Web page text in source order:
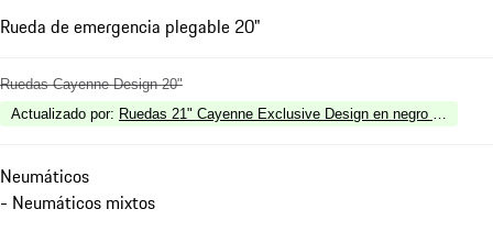
Rueda de emergencia plegable 20"
Ruedas Cayenne Design 20"
Actualizado por: Ruedas 21" Cayenne Exclusive Design en negro cromita
Neumáticos
- Neumáticos mixtos